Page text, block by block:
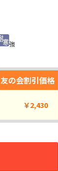
強
友の会割引価格
￥2,430